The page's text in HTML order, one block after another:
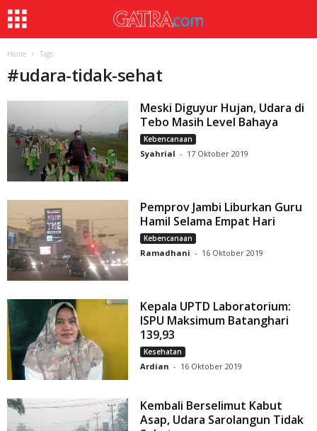
Home Tags
#udara-tidak-sehat
Meski Diguyur Hujan, Udara di
Tebo Masih Level Bahaya
Kebencanaan
Syahrial - 17 Oktober 2019
Pemprov Jambi Liburkan Guru
Hamil Selama Empat Hari
Kebencanaan
Ramadhani - 16 Oktober 2019
Kepala UPTD Laboratorium:
ISPU Maksimum Batanghari
139,93
Kesehatan
Ardian - 16 Oktober 2019
Kembali Berselimut Kabut
Asap, Udara Sarolangun Tidak